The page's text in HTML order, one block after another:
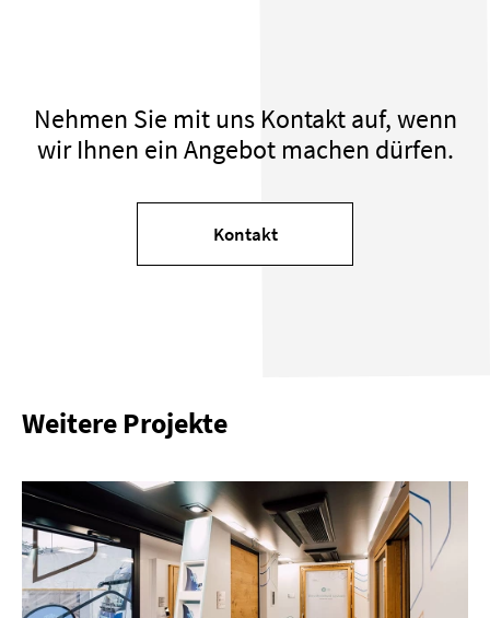
Nehmen Sie mit uns Kontakt auf, wenn
wir Ihnen ein Angebot machen dürfen.
Kontakt
Weitere Projekte